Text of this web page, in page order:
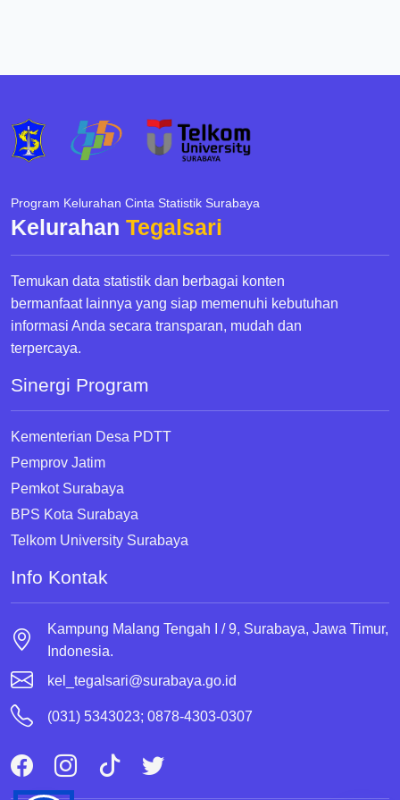
Program Kelurahan Cinta Statistik Surabaya
Kelurahan Tegalsari
Temukan data statistik dan berbagai konten
bermanfaat lainnya yang siap memenuhi kebutuhan
informasi Anda secara transparan, mudah dan
terpercaya.
Sinergi Program
Kementerian Desa PDTT
Pemprov Jatim
Pemkot Surabaya
BPS Kota Surabaya
Telkom University Surabaya
Info Kontak
Kampung Malang Tengah I / 9, Surabaya, Jawa Timur,
Indonesia.
kel_tegalsari@surabaya.go.id
(031) 5343023; 0878-4303-0307